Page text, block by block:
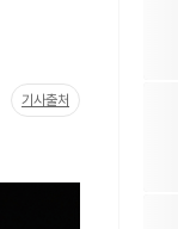
기사출처